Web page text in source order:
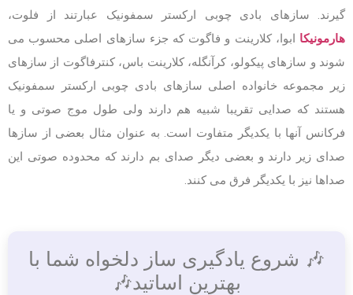
گیرند. سازهای بادی چوبی ارکستر سمفونیک عبارتند از فلوت،
هارمونیکا ابوا، کلارینت و فاگوت که جزء سازهای اصلی محسوب می
شوند و سازهای پیکولو، کرآنگله، کلارینت باس، کنترفاگوت از سازهای
زیر مجموعه خانواده اصلی سازهای بادی چوبی ارکستر سمفونیک
هستند که صدایی تقریبا شبیه هم دارند ولی طول موج صوتی و یا
فرکانس آنها با یکدیگر متفاوت است. به عنوان مثال بعضی از سازها
صدای زیر دارند و بعضی دیگر صدای بم دارند که محدوده صوتی این
صداها نیز با یکدیگر فرق می کنند.
🎶 شروع یادگیری ساز دلخواه شما با
بهترین اساتید🎶